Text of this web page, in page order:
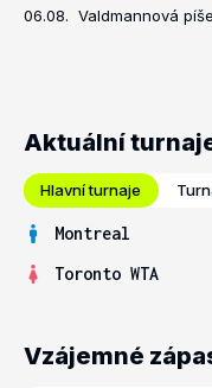
06.08. Valdmannová
Aktuální
Hlavní turnaje
Montreal
Toronto WTA
Vzájemné